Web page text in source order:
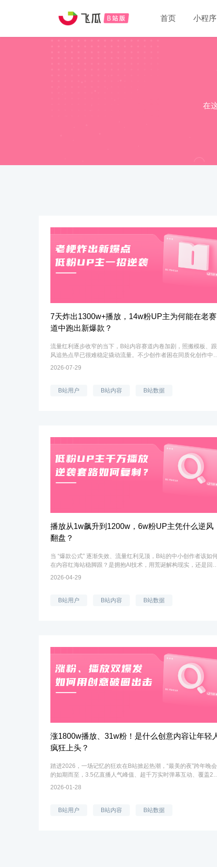
首页 小程序
在
7天炸出1300w+播放，14w粉UP主为何能在老赛
道中跑出新爆款？
流量红利逐步收窄的当下，B站内容赛道内卷加剧，照搬模板、跟
风追热点早已很难稳定撬动流量。不少创作者困在同质化创作中
以破局，而大量中小UP主另辟蹊径，或是依托热门二创形式玩转
2026-07-29
B站用户 B站内容 B站数据
播放从1w飙升到1200w，6w粉UP主凭什么逆风
翻盘？
当 “爆款公式” 逐渐失效、流量红利见顶，B站的中小创作者该如
在内容红海站稳脚跟？是拥抱AI技术，用荒诞解构现实，还是回
ACG初心，用复古唤起共鸣？近期，AI 创作赛道的 “荒诞派” 与 “
2026-04-29
B站用户 B站内容 B站数据
涨1800w播放、31w粉！是什么创意内容让年轻
疯狂上头？
踏进2026，一场记忆的狂欢在B站掀起热潮，“最美的夜”跨年晚会
的如期而至，3.5亿直播人气峰值、超千万实时弹幕互动、覆盖
个国家及地区的海外传播数据，再次印证了这一青年文化IP的强
2026-01-28
B站用户 B站内容 B站数据